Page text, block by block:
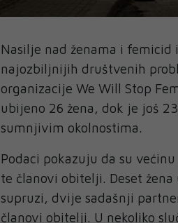
Nasilje nad ženama i
najozbiljnijih društvenih
organizacije We Will Stop
ubijeno 26 žena, dok je još
sumnjivim okolnostima.
Podaci pokazuju da su
te članovi obitelji. Deset
supruzi, dvije sadašnji
članovi obitelji. U nekoliko